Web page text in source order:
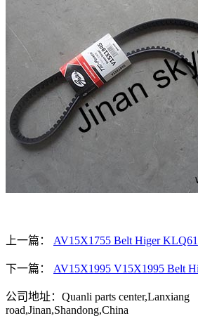
上一篇： AV15X1755 Belt Higer
下一篇： AV15X1995 V15X1995 Belt
公司地址：Quanli parts center,Lanxiang
road,Jinan,Shandong,China